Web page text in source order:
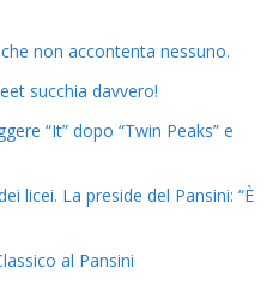
non accontenta nessuno.
succhia davvero!
“It” dopo “Twin Peaks” e
licei. La preside del Pansini: “È
al Pansini